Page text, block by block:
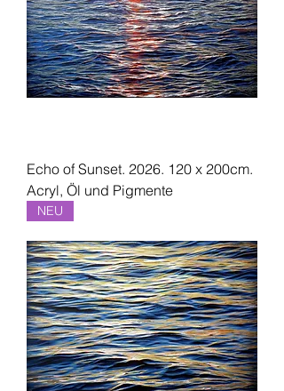
Echo of Sunset. 2026. 120 x 200cm.
Acryl, Öl und Pigmente
NEU